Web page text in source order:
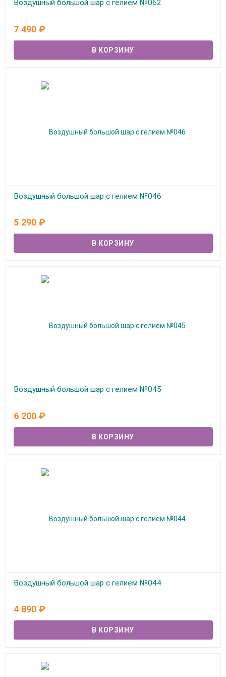
Воздушный большой шар с гелием №062
7 490 ₽
Воздушный большой шар с гелием №046
5 290 ₽
Воздушный большой шар с гелием №045
6 200 ₽
Воздушный большой шар с гелием №044
4 890 ₽